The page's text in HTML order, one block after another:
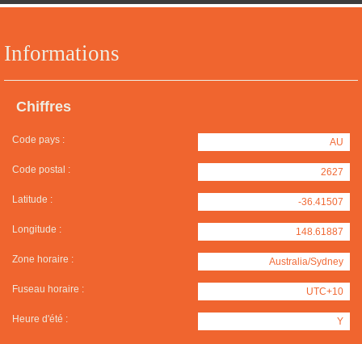
Informations
Chiffres
Code pays : AU
Code postal : 2627
Latitude : -36.41507
Longitude : 148.61887
Zone horaire : Australia/Sydney
Fuseau horaire : UTC+10
Heure d'été : Y